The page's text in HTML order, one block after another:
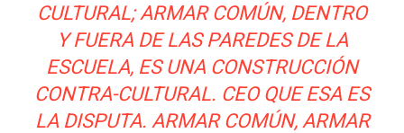
CULTURAL; ARMAR COMÚN, DENTRO
Y FUERA DE LAS PAREDES DE LA
ESCUELA, ES UNA CONSTRUCCIÓN
CONTRA-CULTURAL. CEO QUE ESA ES
LA DISPUTA. ARMAR COMÚN, ARMAR